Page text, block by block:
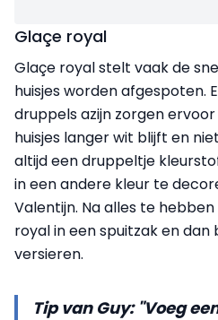
Glaçe royal
Glaçe royal stelt vaak de
huisjes worden afgespoten.
druppels azijn zorgen
huisjes langer wit blijft en
altijd een druppeltje
in een andere kleur te
Valentijn. Na alles te
royal in een spuitzak en
versieren.
Tip van Guy: "Voeg